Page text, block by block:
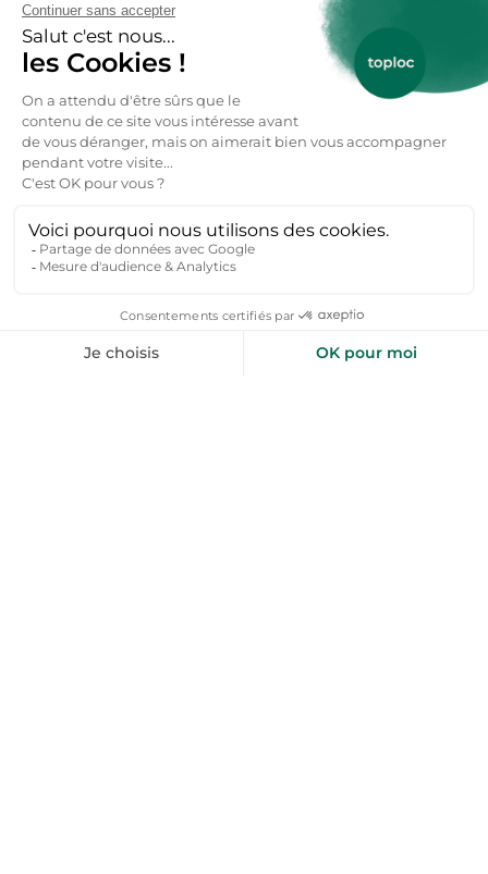
spectacles historiques.
Les paysages de la vallée du Grand Morin, du
Loing ou de la Marne offrent aussi de nombreux
hébergements avec vue sur la rivière, terrasses
ombragées ou espaces de détente en pleine
nature. Ces maisons sont parfaites pour un séjour
de ressourcement, avec parfois la possibilité de
profiter d’un jacuzzi, d’une piscine, d’une
cheminée ou d’un jardin fleuri.
Activités autour des forêts, rivières et
patrimoines classés
Balades, randonnées et escapades en forêt